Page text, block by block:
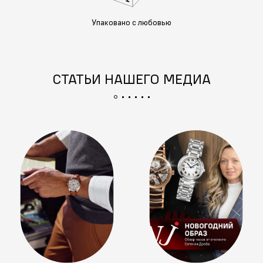
Упаковано с любовью
СТАТЬИ НАШЕГО МЕДИА